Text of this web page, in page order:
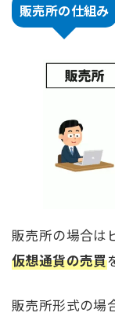
販売所の仕組み
販売所の場合は
仮想通貨の売買
販売所形式の場